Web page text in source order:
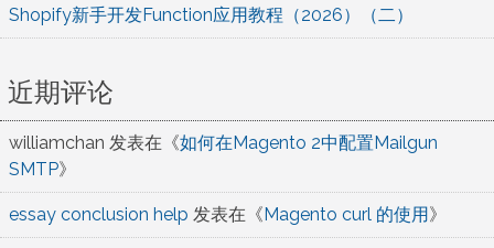
Shopify新手开发Function应用教程（2026）（二）
近期评论
williamchan 发表在《如何在Magento 2中配置Mailgun
SMTP》
essay conclusion help 发表在《Magento curl 的使用》